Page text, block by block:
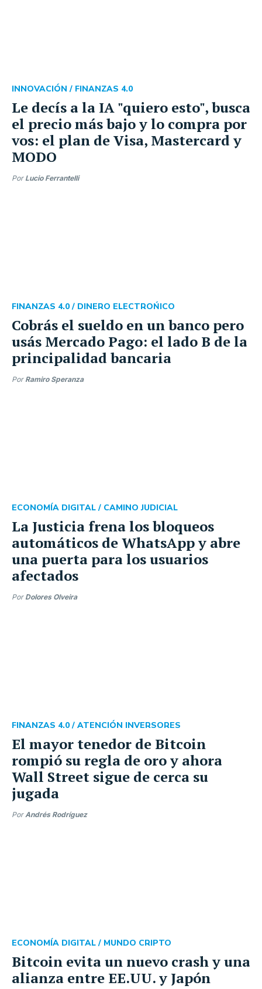
Le decís a la IA "quiero esto", busca
el precio más bajo y lo compra por
vos: el plan de Visa, Mastercard y
MODO
INNOVACIÓN / FINANZAS 4.0
Por Lucio Ferrantelli
Cobrás el sueldo en un banco pero
usás Mercado Pago: el lado B de la
principalidad bancaria
FINANZAS 4.0 / DINERO ELECTROŃICO
Por Ramiro Speranza
La Justicia frena los bloqueos
automáticos de WhatsApp y abre
una puerta para los usuarios
afectados
ECONOMÍA DIGITAL / CAMINO JUDICIAL
Por Dolores Olveira
El mayor tenedor de Bitcoin
rompió su regla de oro y ahora
Wall Street sigue de cerca su
jugada
FINANZAS 4.0 / ATENCIÓN INVERSORES
PorAndrés Rodríguez
Bitcoin evita un nuevo crash y una
alianza entre EE.UU. y Japón
ECONOMÍA DIGITAL / MUNDO CRIPTO